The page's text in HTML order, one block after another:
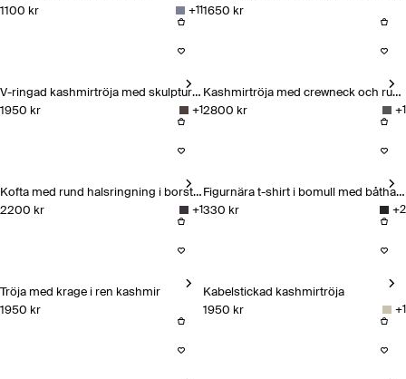
Facade jeans med raka ben
1100 kr
+11
Kort trenchjacka med rundad
1650 kr
V-ringad kashmirtröja med skulptural ärm
V-ringad kashmirtröja med skulptural ärm
1950 kr
+1
Kashmirtröja med crewneck
Kashmirtröja med crewneck och rundad silhuett
2800 kr
+1
Kofta med rund halsringning i borstad kashmir
Kofta med rund halsringning i borstad kashmir
2200 kr
+1
Figurnära t-shirt i bomull med
Figurnära t-shirt i bomull med båthalsringning
330 kr
+2
Tröja med krage i ren kashmir
Tröja med krage i ren kashmir
1950 kr
Kabelstickad kashmirtröja
1950 kr
+1